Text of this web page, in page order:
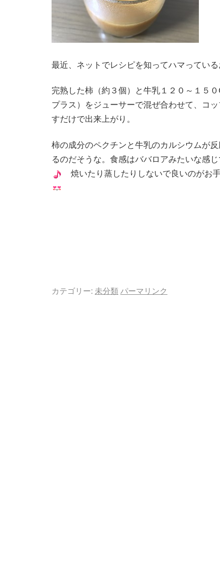
最近、ネットでレシピを知ってハマってい
完熟した柿（約３個）と牛乳１２０～１５
プラス）をジューサーで混ぜ合わせて、コ
すだけで出来上がり。
柿の成分のペクチンと牛乳のカルシウムが
るのだそうな。食感はババロアみたいな感
焼いたり蒸したりしないで良いのがお
カテゴリー: 未分類 パーマリンク